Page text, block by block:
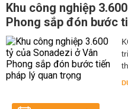
Khu công nghiệp
Phong sắp đón bước